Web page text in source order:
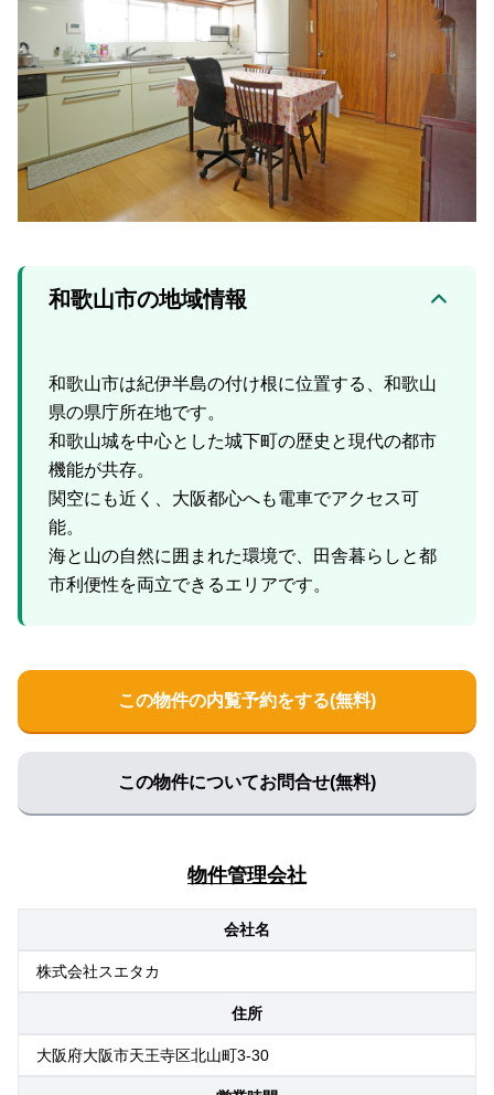
和歌山市の地域情報
和歌山市は紀伊半島の付け根に位置する、和歌山
県の県庁所在地です。
和歌山城を中心とした城下町の歴史と現代の都市
機能が共存。
関空にも近く、大阪都心へも電車でアクセス可
能。
海と山の自然に囲まれた環境で、田舎暮らしと都
この物件の内覧予約をする(無料)
この物件についてお問合せ(無料)
物件管理会社
会社名
株式会社スエタカ
住所
大阪府大阪市天王寺区北山町3-30